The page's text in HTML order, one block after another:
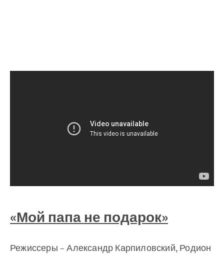
«Мой папа не подарок»
Режиссеры – Александр Карпиловский, Родион